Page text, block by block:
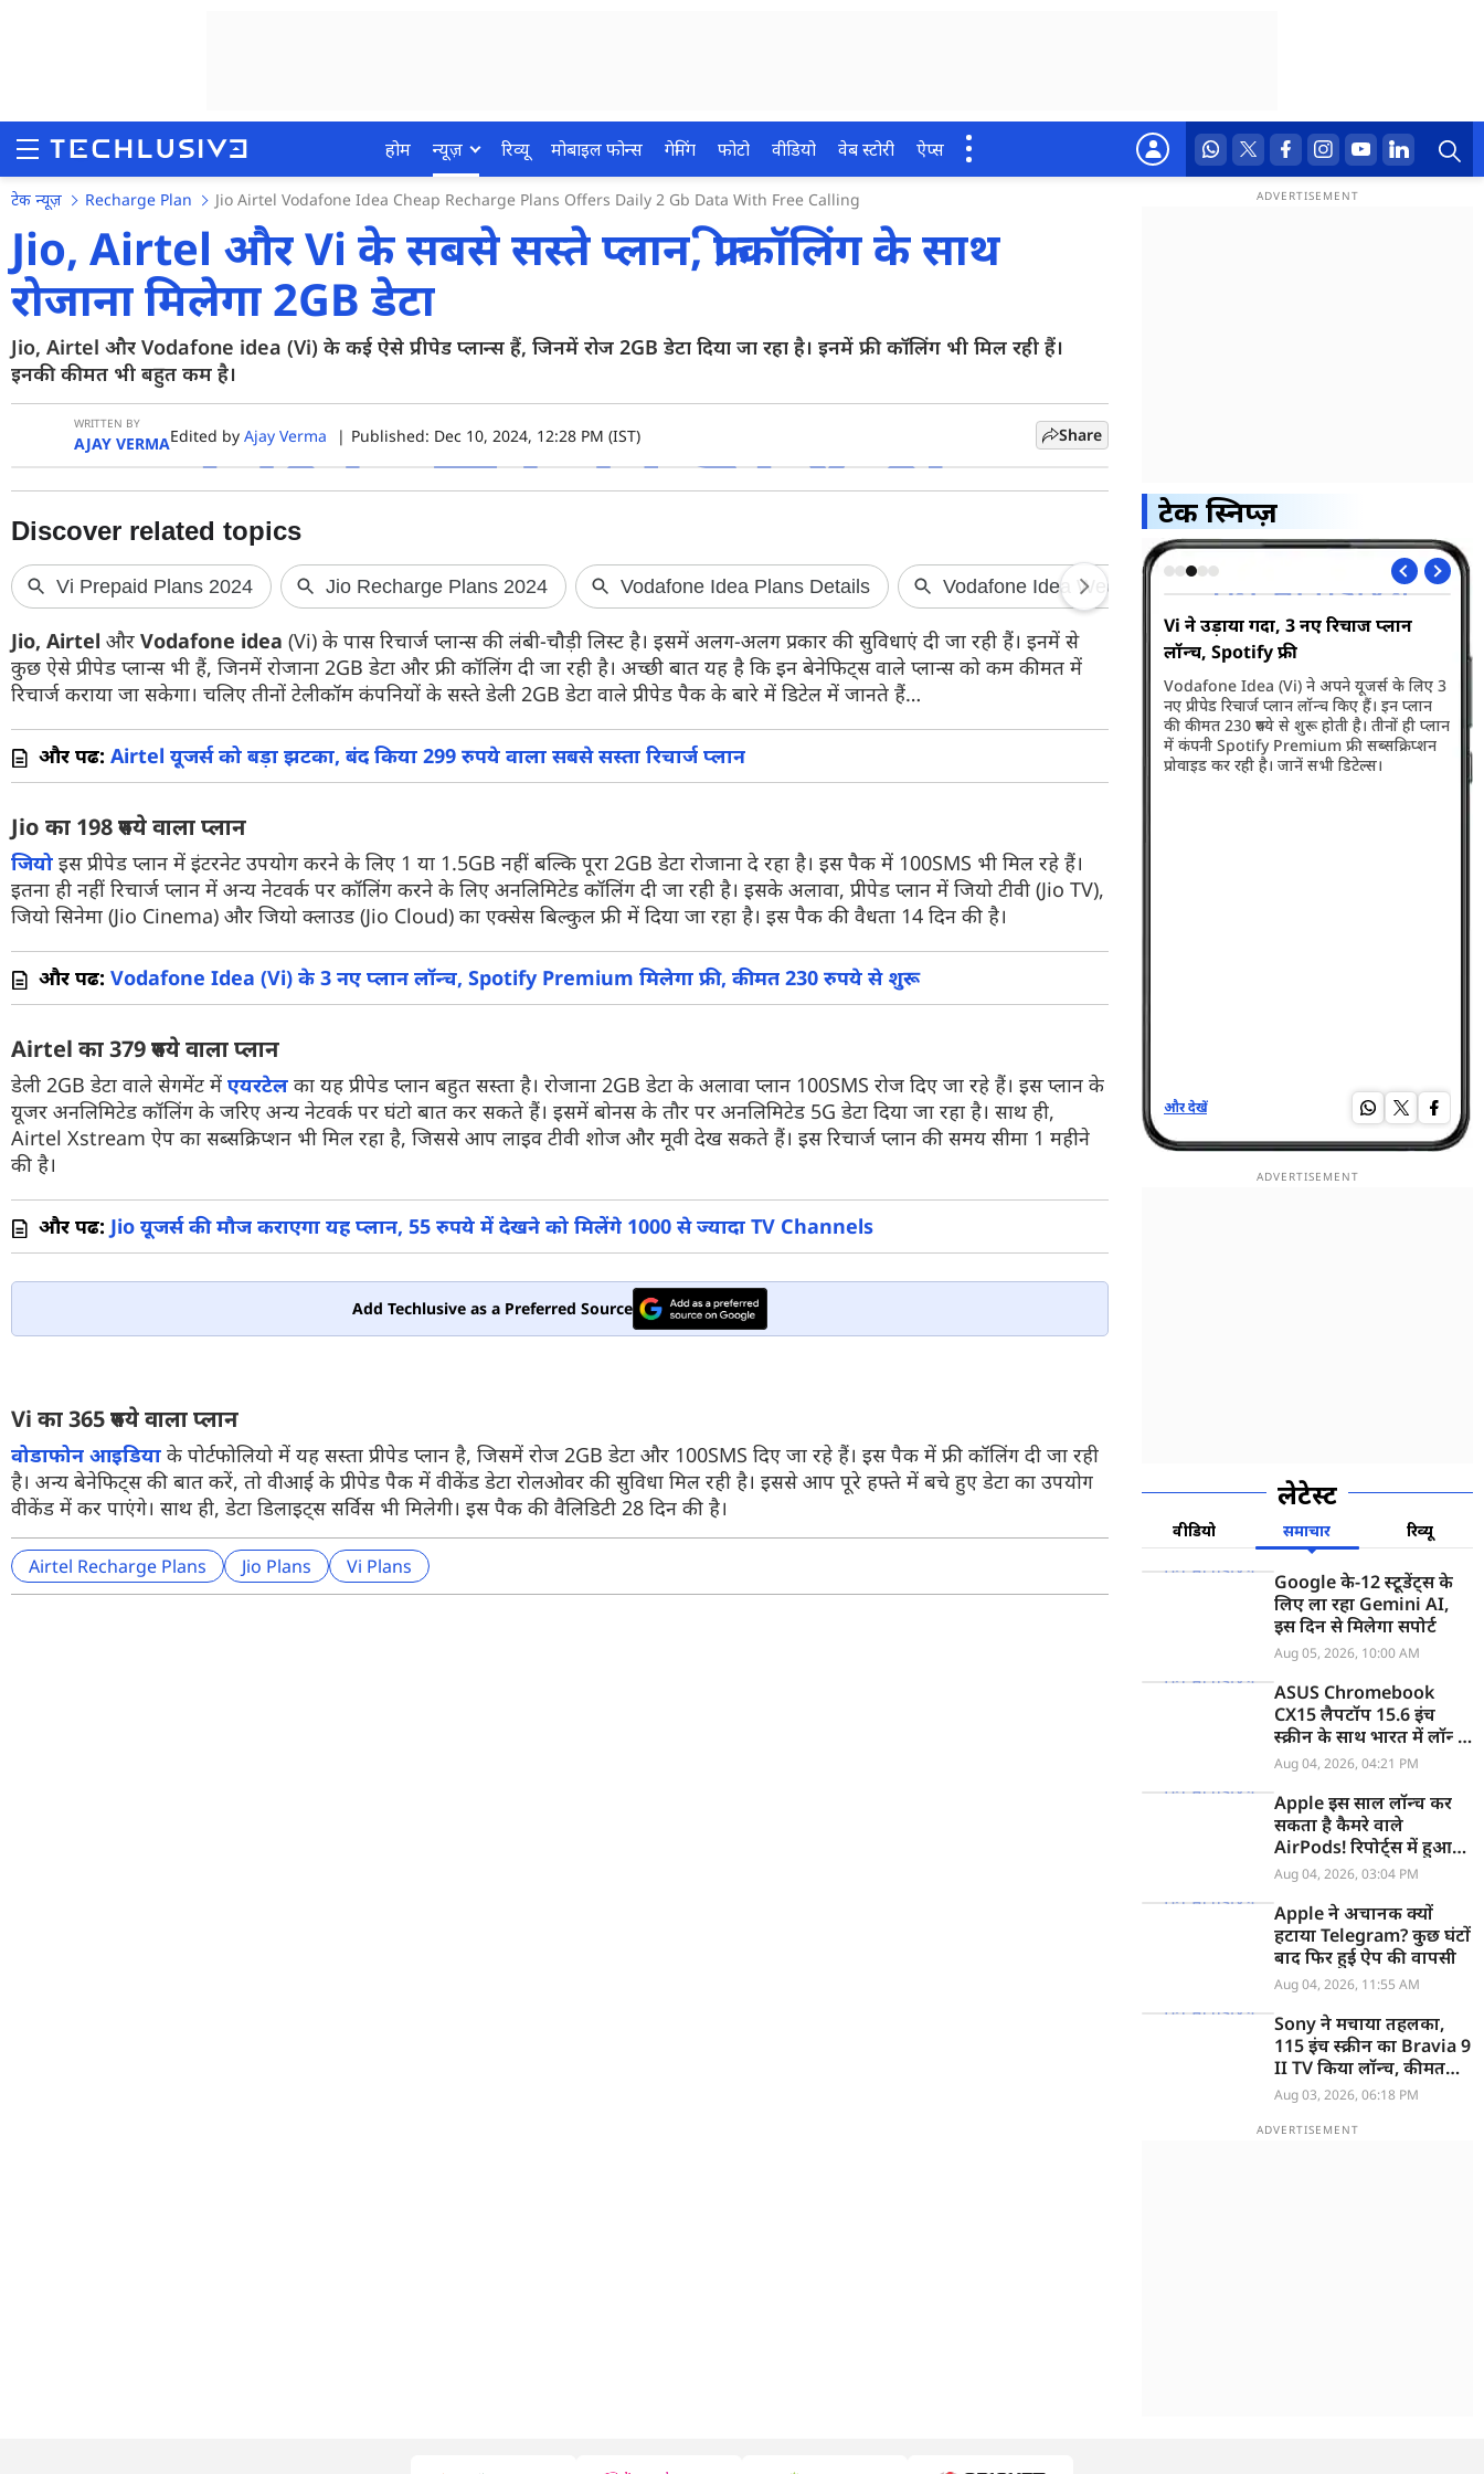
होम न्यूज़ रिव्यू मोबाइल फोन्स गेमिंग फोटो वीडियो वेब स्टोरी ऐप्स
होम
न्यूज़
रिव्यू
मोबाइल फोन्स
गेमिंग
फोटो
वीडियो
वेब स्टोरी
ऐप्स
डील्स
टेक न्यूज़ Recharge Plan Jio Airtel Vodafone Idea Cheap Recharge Plans Offers Daily 2 Gb Data With Free Calling
Jio, Airtel और Vi के सबसे सस्ते प्लान, फ्री कॉलिंग के साथ
रोजाना मिलेगा 2GB डेटा
Jio, Airtel और Vodafone idea (Vi) के कई ऐसे प्रीपेड प्लान्स हैं, जिनमें रोज 2GB डेटा दिया जा रहा है। इनमें फ्री कॉलिंग भी मिल रही हैं।
इनकी कीमत भी बहुत कम है।
WRITTEN BY
AJAY VERMAEdited by Ajay Verma | Published: Dec 10, 2024, 12:28 PM (IST) Share
Jio, Airtel और Vodafone idea (Vi) के पास रिचार्ज प्लान्स की लंबी-चौड़ी लिस्ट है। इसमें अलग-अलग प्रकार की सुविधाएं दी जा रही हैं। इनमें से
कुछ ऐसे प्रीपेड प्लान्स भी हैं, जिनमें रोजाना 2GB डेटा और फ्री कॉलिंग दी जा रही है। अच्छी बात यह है कि इन बेनेफिट्स वाले प्लान्स को कम कीमत में
रिचार्ज कराया जा सकेगा। चलिए तीनों टेलीकॉम कंपनियों के सस्ते डेली 2GB डेटा वाले प्रीपेड पैक के बारे में डिटेल में जानते हैं…
और पढें: Airtel यूजर्स को बड़ा झटका, बंद किया 299 रुपये वाला सबसे सस्ता रिचार्ज प्लान
Jio का 198 रुपये वाला प्लान
जियो इस प्रीपेड प्लान में इंटरनेट उपयोग करने के लिए 1 या 1.5GB नहीं बल्कि पूरा 2GB डेटा रोजाना दे रहा है। इस पैक में 100SMS भी मिल रहे हैं।
इतना ही नहीं रिचार्ज प्लान में अन्य नेटवर्क पर कॉलिंग करने के लिए अनलिमिटेड कॉलिंग दी जा रही है। इसके अलावा, प्रीपेड प्लान में जियो टीवी (Jio TV),
जियो सिनेमा (Jio Cinema) और जियो क्लाउड (Jio Cloud) का एक्सेस बिल्कुल फ्री में दिया जा रहा है। इस पैक की वैधता 14 दिन की है।
और पढें: Vodafone Idea (Vi) के 3 नए प्लान लॉन्च, Spotify Premium मिलेगा फ्री, कीमत 230 रुपये से शुरू
Airtel का 379 रुपये वाला प्लान
डेली 2GB डेटा वाले सेगमेंट में एयरटेल का यह प्रीपेड प्लान बहुत सस्ता है। रोजाना 2GB डेटा के अलावा प्लान 100SMS रोज दिए जा रहे हैं। इस प्लान के
यूजर अनलिमिटेड कॉलिंग के जरिए अन्य नेटवर्क पर घंटो बात कर सकते हैं। इसमें बोनस के तौर पर अनलिमिटेड 5G डेटा दिया जा रहा है। साथ ही,
Airtel Xstream ऐप का सब्सक्रिप्शन भी मिल रहा है, जिससे आप लाइव टीवी शोज और मूवी देख सकते हैं। इस रिचार्ज प्लान की समय सीमा 1 महीने
की है।
और पढें: Jio यूजर्स की मौज कराएगा यह प्लान, 55 रुपये में देखने को मिलेंगे 1000 से ज्यादा TV Channels
Add Techlusive as a Preferred Source
Vi का 365 रुपये वाला प्लान
वोडाफोन आइडिया के पोर्टफोलियो में यह सस्ता प्रीपेड प्लान है, जिसमें रोज 2GB डेटा और 100SMS दिए जा रहे हैं। इस पैक में फ्री कॉलिंग दी जा रही
है। अन्य बेनेफिट्स की बात करें, तो वीआई के प्रीपेड पैक में वीकेंड डेटा रोलओवर की सुविधा मिल रही है। इससे आप पूरे हफ्ते में बचे हुए डेटा का उपयोग
वीकेंड में कर पाएंगे। साथ ही, डेटा डिलाइट्स सर्विस भी मिलेगी। इस पैक की वैलिडिटी 28 दिन की है।
Airtel Recharge Plans Jio Plans Vi Plans
टेक स्निप्ज़
Airtel यूजर्स को बड़ा झटका
अगर आप एयरटेल का 299 रुपये वाला रिचार्ज
प्लान इस्तेमाल करते थे, तो आपके लिए बड़ी खबर
है। कंपनी ने इस प्लान को बंद कर दिया है...
और देखें
WhatsApp में जल्द आने वाला है बड़ा
अपडेट
व्हाट्सएप जल्द ही नए फीचर रोलआउट करने
वाला है। आपको बता दें इसके बाद ग्रुप चैट्स करना
पहले से ज्यादा स्मार्ट हो जाएगा...
और देखें
Vi ने उड़ाया गर्दा, 3 नए रिचार्ज प्लान
लॉन्च, Spotify फ्री
Vodafone Idea (Vi) ने अपने यूजर्स के लिए 3
नए प्रीपेड रिचार्ज प्लान लॉन्च किए हैं। इन प्लान
की कीमत 230 रुपये से शुरू होती है। तीनों ही प्लान
में कंपनी Spotify Premium फ्री सब्सक्रिप्शन
प्रोवाइड कर रही है। जानें सभी डिटेल्स।
और देखें
लेटेस्ट
वीडियो समाचार रिव्यू
Google के-12 स्टूडेंट्स के
लिए ला रहा Gemini AI,
इस दिन से मिलेगा सपोर्ट
Aug 05, 2026, 10:00 AM
ASUS Chromebook
CX15 लैपटॉप 15.6 इंच
स्क्रीन के साथ भारत में लॉन्च,
जानें कीमत
Aug 04, 2026, 04:21 PM
Apple इस साल लॉन्च कर
सकता है कैमरे वाले
AirPods! रिपोर्ट्स में हुआ
खुलासा
Aug 04, 2026, 03:04 PM
Apple ने अचानक क्यों
हटाया Telegram? कुछ घंटों
बाद फिर हुई ऐप की वापसी
Aug 04, 2026, 11:55 AM
Sony ने मचाया तहलका,
115 इंच स्क्रीन का Bravia 9
II TV किया लॉन्च, कीमत
सुनकर उड़ जाएंगे होश
Aug 03, 2026, 06:18 PM